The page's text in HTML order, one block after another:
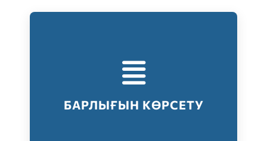
БАРЛЫҒЫН КӨРСЕТУ
Тестілеудің барлық түрлері
Барлығын көрсету